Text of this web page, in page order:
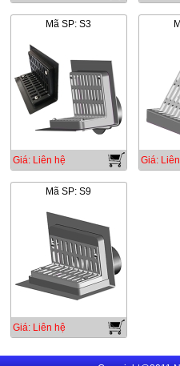
Mã SP: S3
Giá: Liên hệ Giá:
Mã SP: S9
Giá: Liên hệ